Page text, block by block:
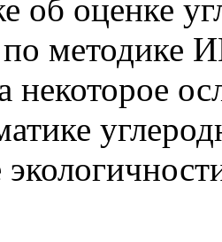
об оценке
методике
некоторое